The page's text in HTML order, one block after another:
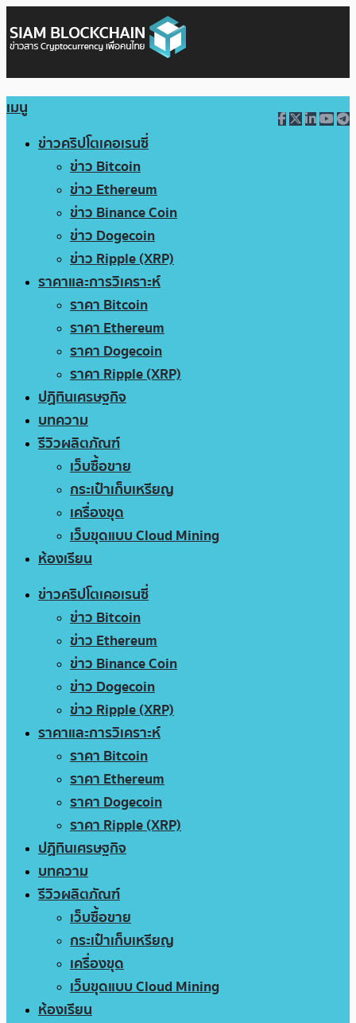
เมนู
ข่าวคริปโตเคอเรนซี่
ข่าว Bitcoin
ข่าว Ethereum
ข่าว Binance Coin
ข่าว Dogecoin
ข่าว Ripple (XRP)
ราคาและการวิเคราะห์
ราคา Bitcoin
ราคา Ethereum
ราคา Dogecoin
ราคา Ripple (XRP)
ปฏิทินเศรษฐกิจ
บทความ
รีวิวผลิตภัณฑ์
เว็บซื้อขาย
กระเป๋าเก็บเหรียญ
เครื่องขุด
เว็บขุดแบบ Cloud Mining
ห้องเรียน
ข่าวคริปโตเคอเรนซี่
ข่าว Bitcoin
ข่าว Ethereum
ข่าว Binance Coin
ข่าว Dogecoin
ข่าว Ripple (XRP)
ราคาและการวิเคราะห์
ราคา Bitcoin
ราคา Ethereum
ราคา Dogecoin
ราคา Ripple (XRP)
ปฏิทินเศรษฐกิจ
บทความ
รีวิวผลิตภัณฑ์
เว็บซื้อขาย
กระเป๋าเก็บเหรียญ
เครื่องขุด
เว็บขุดแบบ Cloud Mining
ห้องเรียน